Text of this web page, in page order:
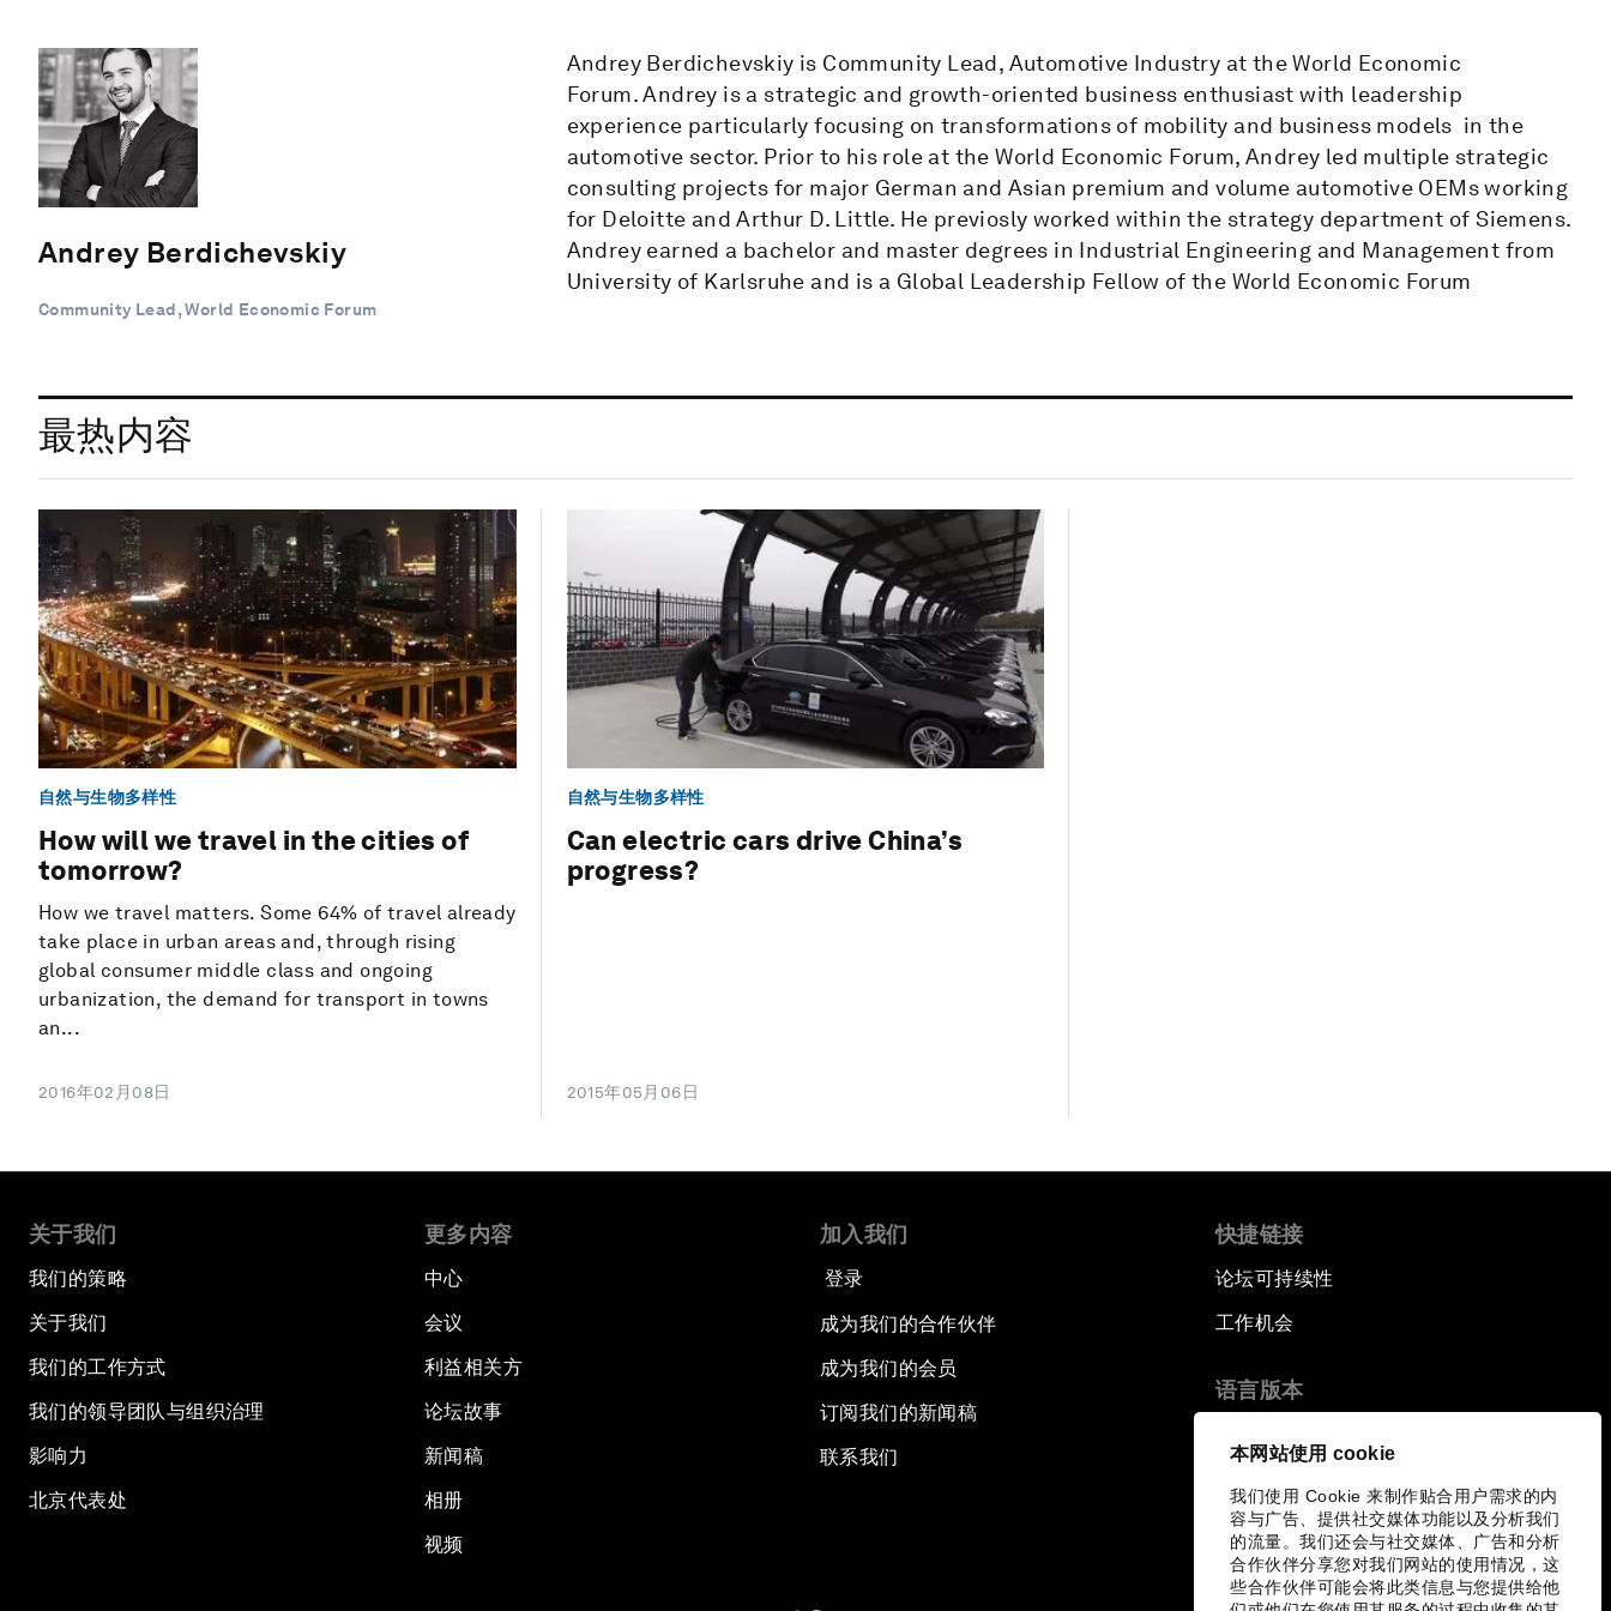
本网站使用 cookie
我们使用 Cookie 来制作贴合用户需求的内
容与广告、提供社交媒体功能以及分析我们
的流量。我们还会与社交媒体、广告和分析
合作伙伴分享您对我们网站的使用情况，这
些合作伙伴可能会将此类信息与您提供给他
Andrey Berdichevskiy
Community Lead, World Economic Forum
Andrey Berdichevskiy is Community Lead, Automotive Industry at the World Economic
Forum. Andrey is a strategic and growth-oriented business enthusiast with leadership
experience particularly focusing on transformations of mobility and business models in the
automotive sector. Prior to his role at the World Economic Forum, Andrey led multiple strategic
consulting projects for major German and Asian premium and volume automotive OEMs working
for Deloitte and Arthur D. Little. He previosly worked within the strategy department of Siemens.
Andrey earned a bachelor and master degrees in Industrial Engineering and Management from
University of Karlsruhe and is a Global Leadership Fellow of the World Economic Forum
最热内容
自然与生物多样性
How will we travel in the cities of
tomorrow?
How we travel matters. Some 64% of travel already
take place in urban areas and, through rising
global consumer middle class and ongoing
urbanization, the demand for transport in towns
an...
2016年02月08日
自然与生物多样性
Can electric cars drive China’s
progress?
2015年05月06日
关于我们
我们的策略
关于我们
我们的工作方式
我们的领导团队与组织治理
影响力
北京代表处
更多内容
中心
会议
利益相关方
论坛故事
新闻稿
相册
视频
加入我们
登录
成为我们的合作伙伴
成为我们的会员
订阅我们的新闻稿
联系我们
快捷链接
论坛可持续性
工作机会
语言版本